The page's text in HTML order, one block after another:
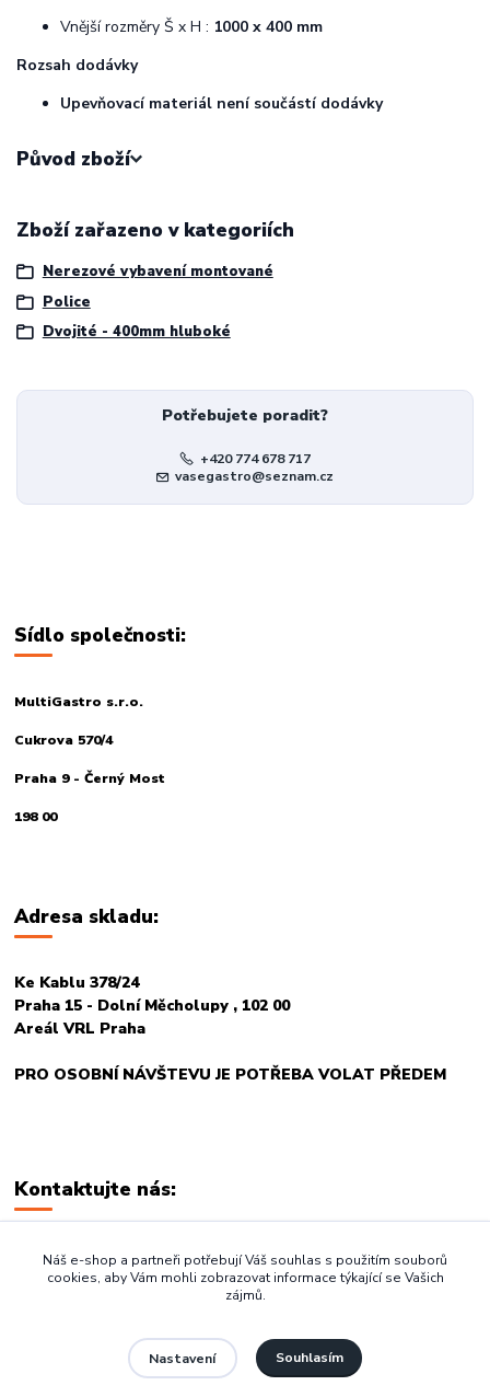
Vnější rozměry Š x H : 1000 x 400 mm
Rozsah dodávky
Upevňovací materiál není součástí dodávky
Původ zboží
Zboží zařazeno v kategoriích
Nerezové vybavení montované
Police
Dvojité - 400mm hluboké
Potřebujete poradit?
+420 774 678 717
vasegastro@seznam.cz
Sídlo společnosti:
MultiGastro s.r.o.
Cukrova 570/4
Praha 9 - Černý Most
198 00
Adresa skladu:
Ke Kablu 378/24
Praha 15 - Dolní Měcholupy , 102 00
Areál VRL Praha
PRO OSOBNÍ NÁVŠTEVU JE POTŘEBA VOLAT PŘEDEM
Kontaktujte nás:
+420 774 678 717
Náš e-shop a partneři potřebují Váš souhlas s použitím souborů
cookies, aby Vám mohli zobrazovat informace týkající se Vašich
zájmů.
Nastavení Souhlasím